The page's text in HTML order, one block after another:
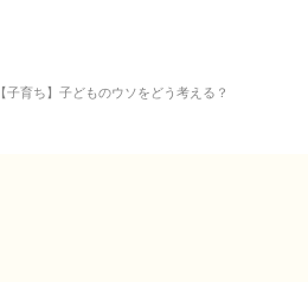
【子育ち】子どものウソをどう考える？